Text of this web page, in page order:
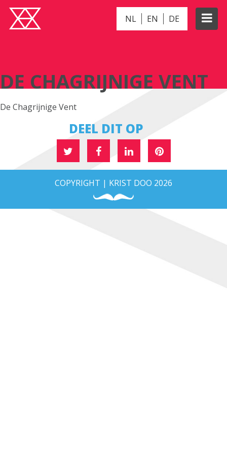
NL EN DE
DE CHAGRIJNIGE VENT
De Chagrijnige Vent
DEEL DIT OP
COPYRIGHT | KRIST DOO 2026